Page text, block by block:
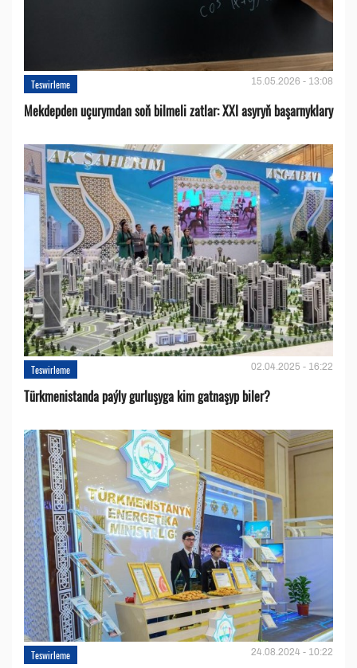
Teswirleme 15.05.2026 - 13:08
Mekdepden uçurymdan soň bilmeli zatlar: XXI asyryň başarnyklary
Teswirleme 02.04.2025 - 16:22
Türkmenistanda paýly gurluşyga kim gatnaşyp biler?
Teswirleme 24.08.2024 - 10:22